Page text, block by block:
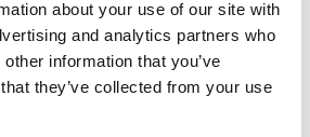
about your use of our site with
and analytics partners who
information that you’ve
they’ve collected from your use
sont quotidiennement
bénévoles internationaux de
protège les paysans locaux lors
semaines, la bénévole
Ezgi Zygi y a reçu une